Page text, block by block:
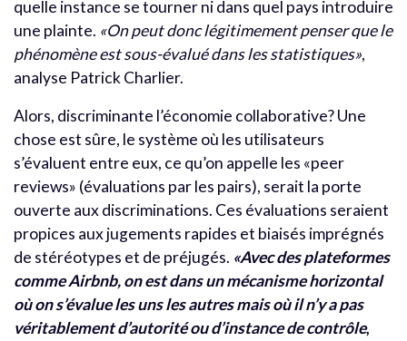
quelle instance se tourner ni dans quel pays introduire
une plainte. «On peut donc légitimement penser que le
phénomène est sous-évalué dans les statistiques»,
analyse Patrick Charlier.
Alors, discriminante l’économie collaborative? Une
chose est sûre, le système où les utilisateurs
s’évaluent entre eux, ce qu’on appelle les «peer
reviews» (évaluations par les pairs), serait la porte
ouverte aux discriminations. Ces évaluations seraient
propices aux jugements rapides et biaisés imprégnés
de stéréotypes et de préjugés. «Avec des plateformes
comme Airbnb, on est dans un mécanisme horizontal
où on s’évalue les uns les autres mais où il n’y a pas
véritablement d’autorité ou d’instance de contrôle,